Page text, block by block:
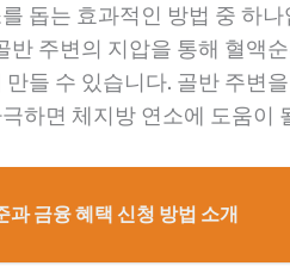
돕는 효과적인 방법 중 하
반 주변의 지압을 통해 혈액
들 수 있습니다. 골반 주변
하면 체지방 연소에 도움이
과 금융 혜택 신청 방법 소개